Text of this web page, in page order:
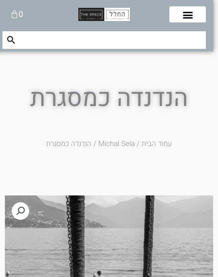
0עגלת
קניות
Search
Search Button
הנדנדה כמסגרת
עמוד הבית/
Michal Sela/ הנדנדה כמסגרת